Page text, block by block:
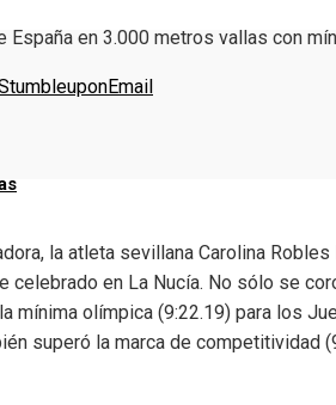
España en 3.000 metros vallas con
Email
la atleta sevillana Carolina
celebrado en La Nucía. No sólo se
mínima olímpica (9:22.19) para los
superó la marca de competitividad